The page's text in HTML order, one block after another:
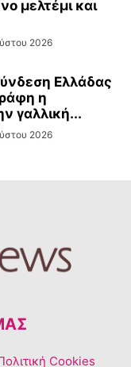
μελτέμι και
2026
Ελλάδας
η
γαλλική...
2026
Cookies